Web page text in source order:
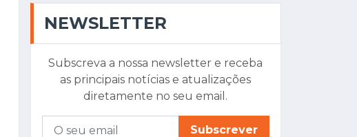
NEWSLETTER
Subscreva a nossa newsletter e receba
as principais notícias e atualizações
diretamente no seu email.
Subscrever